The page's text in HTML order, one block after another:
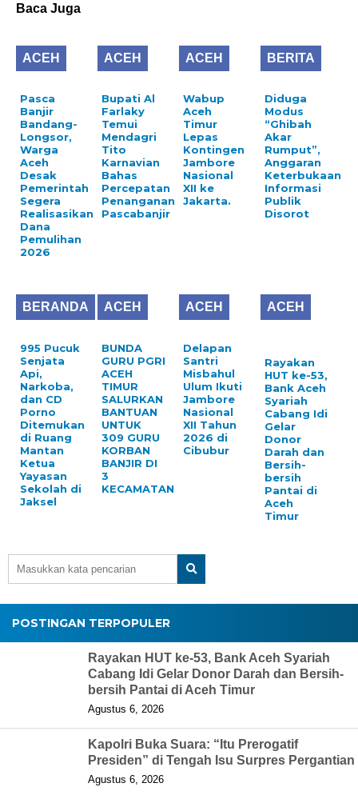
Baca Juga
ACEH
Pasca
Banjir
Bandang-
Longsor,
Warga
Aceh
Desak
Pemerintah
Segera
Realisasikan
Dana
Pemulihan
2026
ACEH
Bupati Al
Farlaky
Temui
Mendagri
Tito
Karnavian
Bahas
Percepatan
Penanganan
Pascabanjir
ACEH
Wabup
Aceh
Timur
Lepas
Kontingen
Jambore
Nasional
XII ke
Jakarta.
BERITA
Diduga
Modus
“Ghibah
Akar
Rumput”,
Anggaran
Keterbukaan
Informasi
Publik
Disorot
BERANDA
995 Pucuk
Senjata
Api,
Narkoba,
dan CD
Porno
Ditemukan
di Ruang
Mantan
Ketua
Yayasan
Sekolah di
Jaksel
ACEH
BUNDA
GURU PGRI
ACEH
TIMUR
SALURKAN
BANTUAN
UNTUK
309 GURU
KORBAN
BANJIR DI
3
KECAMATAN
ACEH
Delapan
Santri
Misbahul
Ulum Ikuti
Jambore
Nasional
XII Tahun
2026 di
Cibubur
ACEH
Rayakan
HUT ke-53,
Bank Aceh
Syariah
Cabang Idi
Gelar
Donor
Darah dan
Bersih-
bersih
Pantai di
Aceh
Timur
POSTINGAN TERPOPULER
Rayakan HUT ke-53, Bank Aceh Syariah
Cabang Idi Gelar Donor Darah dan Bersih-
bersih Pantai di Aceh Timur
Agustus 6, 2026
Kapolri Buka Suara: “Itu Prerogatif
Presiden” di Tengah Isu Surpres Pergantian
Agustus 6, 2026